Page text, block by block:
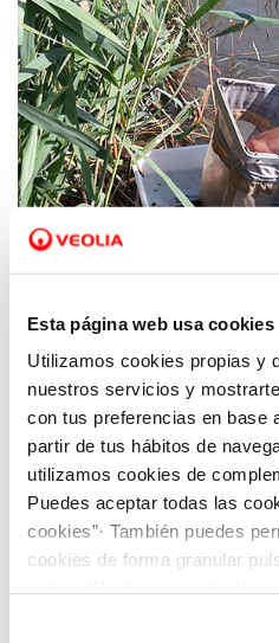
Esta página web usa cookies
Utilizamos cookies propias y
nuestros servicios y
con tus preferencias en base
partir de tus hábitos de
utilizamos cookies de
Puedes aceptar todas las
cookies”· También puedes
cookies de forma granular
13 OCT 2020
biológicos acuáticos
calidad del agua en
Tancat de l'Illa y